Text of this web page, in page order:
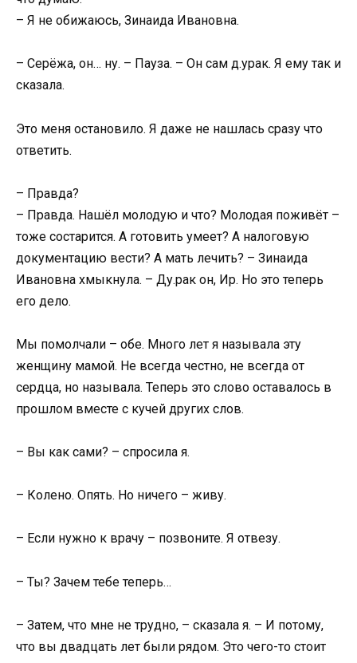
– Я не обижаюсь, Зинаида Ивановна.
– Серёжа, он… ну. – Пауза. – Он сам д.урак. Я ему так и
сказала.
Это меня остановило. Я даже не нашлась сразу что
ответить.
– Правда?
– Правда. Нашёл молодую и что? Молодая поживёт –
тоже состарится. А готовить умеет? А налоговую
документацию вести? А мать лечить? – Зинаида
Ивановна хмыкнула. – Ду.рак он, Ир. Но это теперь
его дело.
Мы помолчали – обе. Много лет я называла эту
женщину мамой. Не всегда честно, не всегда от
сердца, но называла. Теперь это слово оставалось в
прошлом вместе с кучей других слов.
– Вы как сами? – спросила я.
– Колено. Опять. Но ничего – живу.
– Если нужно к врачу – позвоните. Я отвезу.
– Ты? Зачем тебе теперь…
– Затем, что мне не трудно, – сказала я. – И потому,
что вы двадцать лет были рядом. Это чего-то стоит